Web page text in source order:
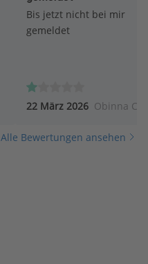
Bis jetzt nicht bei mir
gemeldet
22 März 2026 Obinna C.
Alle Bewertungen ansehen